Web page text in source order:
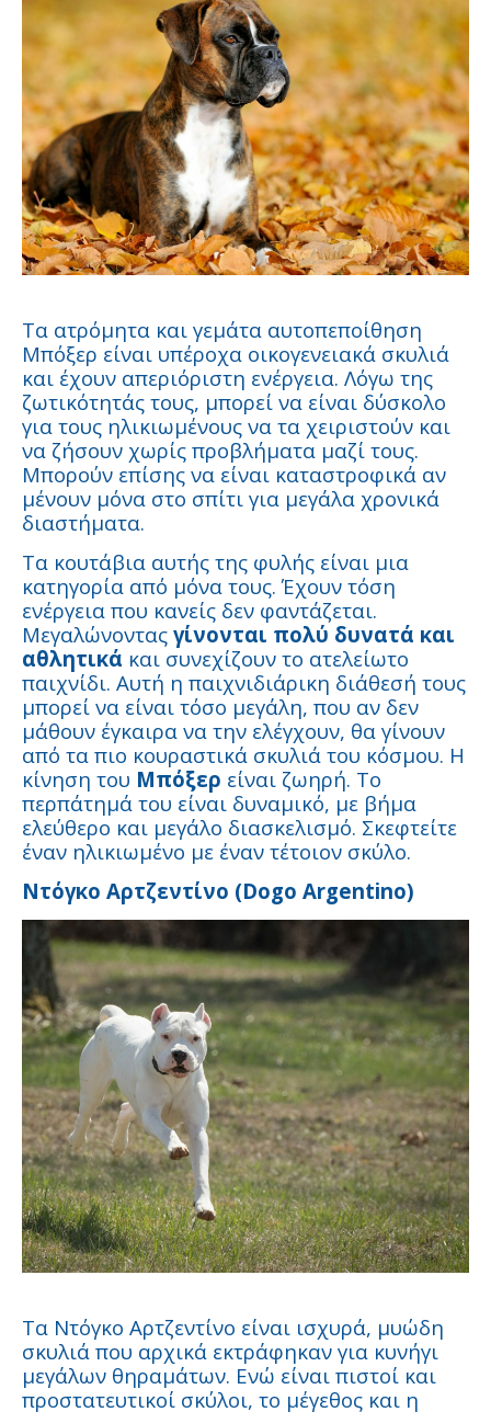
Τα ατρόμητα και γεμάτα αυτοπεποίθηση
Μπόξερ είναι υπέροχα οικογενειακά σκυλιά
και έχουν απεριόριστη ενέργεια. Λόγω της
ζωτικότητάς τους, μπορεί να είναι δύσκολο
για τους ηλικιωμένους να τα χειριστούν και
να ζήσουν χωρίς προβλήματα μαζί τους.
Μπορούν επίσης να είναι καταστροφικά αν
μένουν μόνα στο σπίτι για μεγάλα χρονικά
διαστήματα.
Τα κουτάβια αυτής της φυλής είναι μια
κατηγορία από μόνα τους. Έχουν τόση
ενέργεια που κανείς δεν φαντάζεται.
Μεγαλώνοντας γίνονται πολύ δυνατά και
αθλητικά και συνεχίζουν το ατελείωτο
παιχνίδι. Αυτή η παιχνιδιάρικη διάθεσή τους
μπορεί να είναι τόσο μεγάλη, που αν δεν
μάθουν έγκαιρα να την ελέγχουν, θα γίνουν
από τα πιο κουραστικά σκυλιά του κόσμου. Η
κίνηση του Μπόξερ είναι ζωηρή. Το
περπάτημά του είναι δυναμικό, με βήμα
ελεύθερο και μεγάλο διασκελισμό. Σκεφτείτε
έναν ηλικιωμένο με έναν τέτοιον σκύλο.
Ντόγκο Αρτζεντίνο (Dogo Argentino)
Τα Ντόγκο Αρτζεντίνο είναι ισχυρά, μυώδη
σκυλιά που αρχικά εκτράφηκαν για κυνήγι
μεγάλων θηραμάτων. Ενώ είναι πιστοί και
προστατευτικοί σκύλοι, το μέγεθος και η